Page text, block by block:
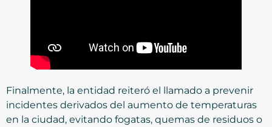
Finalmente, la entidad reiteró el llamado a prevenir
incidentes derivados del aumento de temperaturas
en la ciudad, evitando fogatas, quemas de residuos o